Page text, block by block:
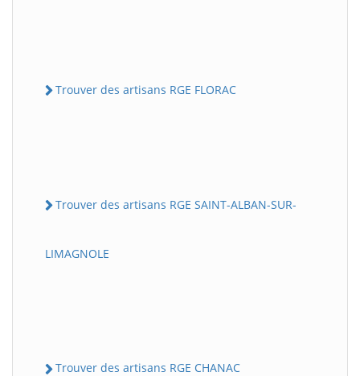
Trouver des artisans RGE FLORAC
Trouver des artisans RGE SAINT-ALBAN-SUR-
LIMAGNOLE
Trouver des artisans RGE CHANAC